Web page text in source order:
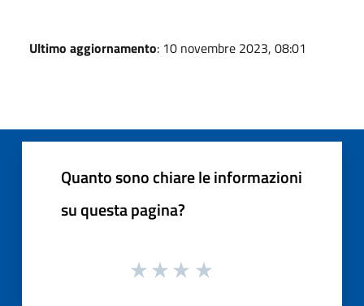
Ultimo aggiornamento: 10 novembre 2023, 08:01
Quanto sono chiare le informazioni
su questa pagina?